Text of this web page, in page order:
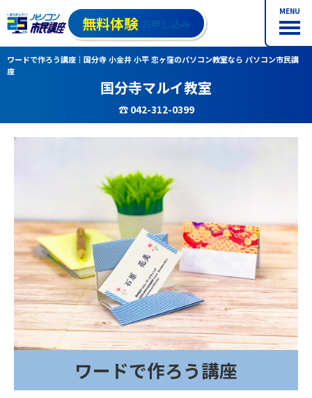
MENU
無料体験 お申し込み
ワードで作ろう講座｜国分寺 小金井 小平 恋ヶ窪のパソコン教室なら パソコン市民講
座
国分寺マルイ教室
☎ 042-312-0399
ワードで作ろう講座